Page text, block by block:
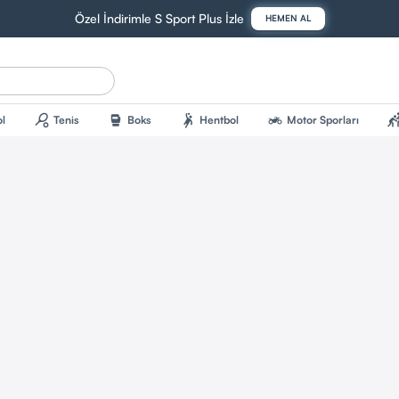
Özel İndirimle S Sport Plus İzle HEMEN AL
sports_tennis Tenis sports_mma Boks sports_handball Hentbol two_wheeler Motor Sporları